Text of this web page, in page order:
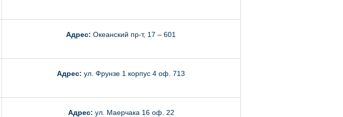
Адрес: Океанский пр-т, 17 – 601
Адрес: ул. Фрунзе 1 корпус 4 оф. 713
Адрес: ул. Маерчака 16 оф. 22